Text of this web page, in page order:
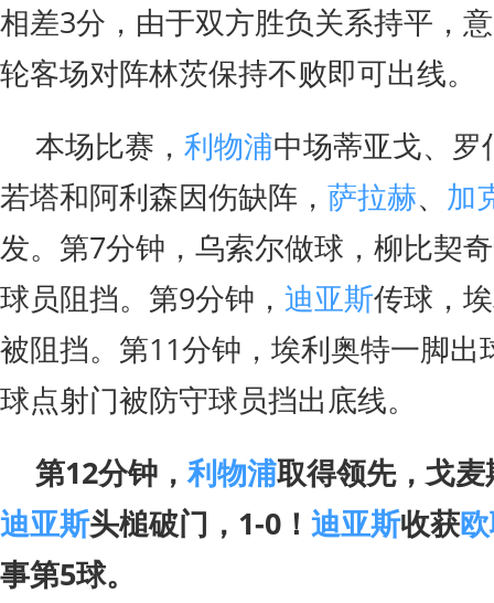
相差3分，由于双方胜负关系持平，
轮客场对阵林茨保持不败即可出线。
本场比赛， 利物浦中场蒂亚戈、
若塔和阿利森因伤缺阵， 萨拉赫、 加
发。第7分钟，乌索尔做球，柳比契
球员阻挡。第9分钟， 迪亚斯传球，
被阻挡。第11分钟，埃利奥特一脚出
球点射门被防守球员挡出底线。
第12分钟，利物浦取得领先，戈
迪亚斯头槌破门，1-0！ 迪亚斯收获
事第5球。